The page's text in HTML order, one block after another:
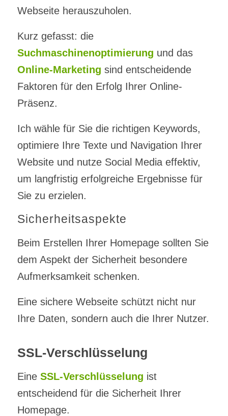
Webseite herauszuholen.
Kurz gefasst: die
Suchmaschinenoptimierung und das
Online-Marketing sind entscheidende
Faktoren für den Erfolg Ihrer Online-
Präsenz.
Ich wähle für Sie die richtigen Keywords,
optimiere Ihre Texte und Navigation Ihrer
Website und nutze Social Media effektiv,
um langfristig erfolgreiche Ergebnisse für
Sie zu erzielen.
Sicherheitsaspekte
Beim Erstellen Ihrer Homepage sollten Sie
dem Aspekt der Sicherheit besondere
Aufmerksamkeit schenken.
Eine sichere Webseite schützt nicht nur
Ihre Daten, sondern auch die Ihrer Nutzer.
SSL-Verschlüsselung
Eine SSL-Verschlüsselung ist
entscheidend für die Sicherheit Ihrer
Homepage.